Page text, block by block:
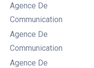
Agence De
Communication
Agence De
Communication
Agence De